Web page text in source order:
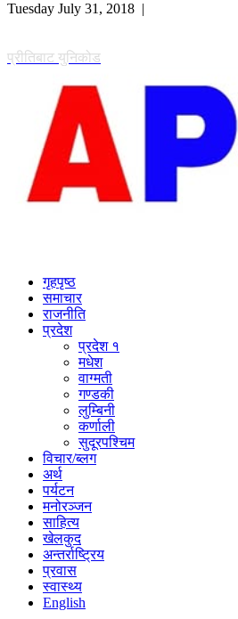
Tuesday July 31, 2018 |
प्रीतिबाट युनिकोड
गृहपृष्ठ
समाचार
राजनीति
प्रदेश
प्रदेश १
मधेश
वाग्मती
गण्डकी
लुम्बिनी
कर्णाली
सुदूरपश्चिम
विचार/ब्लग
अर्थ
पर्यटन
मनोरञ्जन
साहित्य
खेलकुद
अन्तर्राष्ट्रिय
प्रवास
स्वास्थ्य
English